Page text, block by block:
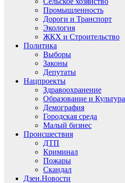
Промышленность
Дороги и Транспорт
Экология
ЖКХ и Строительство
Политика
Выборы
Законы
Депутаты
Нацпроекты
Здравоохранение
Образование и Культура
Демография
Городская среда
Малый бизнес
Происшествия
ДТП
Криминал
Пожары
Скандал
Дзен.Новости